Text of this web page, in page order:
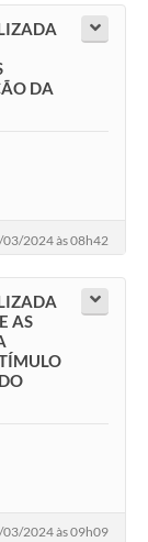
DA
2024 às 08h42
AS
2024 às 09h09